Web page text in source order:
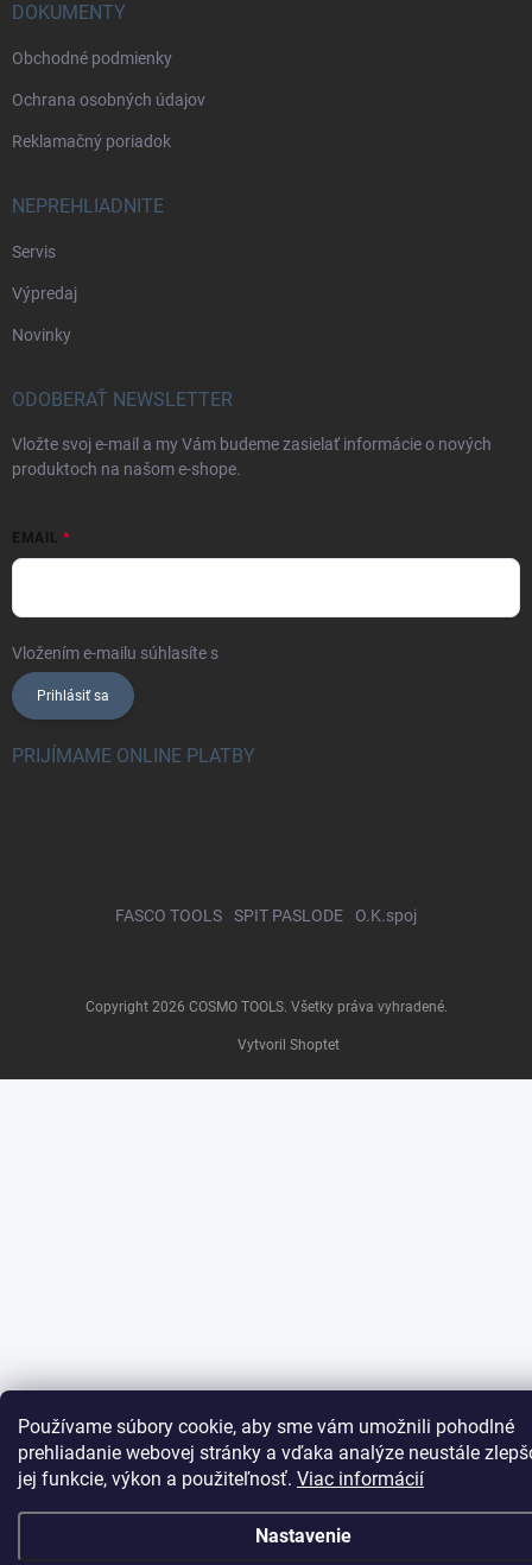
Používame súbory cookie, aby sme vám umožnili pohodlné
prehliadanie webovej stránky a vďaka analýze neustále
jej funkcie, výkon a použiteľnosť. Viac informácií
Nastavenie
DOKUMENTY
Obchodné podmienky
Ochrana osobných údajov
Reklamačný poriadok
NEPREHLIADNITE
Servis
Výpredaj
Novinky
ODOBERAŤ NEWSLETTER
Vložte svoj e-mail a my Vám budeme zasielať informácie o nových
produktoch na našom e-shope.
EMAIL
Vložením e-mailu súhlasíte s
Prihlásiť sa
PRIJÍMAME ONLINE PLATBY
FASCO TOOLS SPIT PASLODE O.K.spoj
Vytvoril Shoptet
Copyright 2026 COSMO TOOLS. Všetky práva vyhradené.